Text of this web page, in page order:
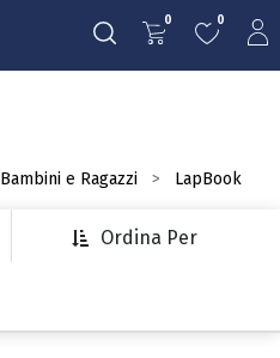
0 0
Bambini e Ragazzi LapBook
Ordina Per